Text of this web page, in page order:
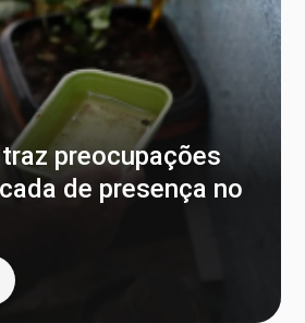
preocupações
de presença no